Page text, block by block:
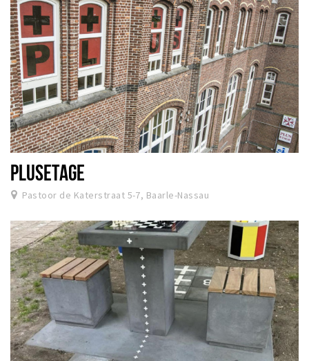
PLUSETAGE
Pastoor de Katerstraat 5-7, Baarle-Nassau